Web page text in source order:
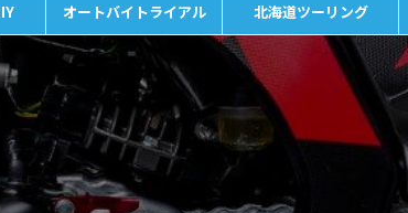
オートバイトライアル 北海道ツーリング